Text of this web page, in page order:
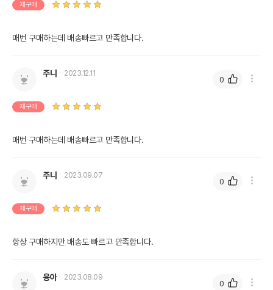
재구매
매번 구매하는데 배송빠르고 만족합니다.
주니 2023.12.11
재구매
매번 구매하는데 배송빠르고 만족합니다.
0
주니 2023.09.07
재구매
항상 구매하지만 배송도 빠르고 만족합니다.
0
응아 2023.08.09
0